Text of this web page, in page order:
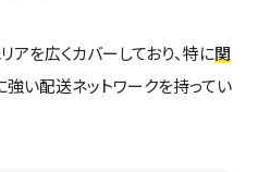
アを広くカバーしており、特に関
強い配送ネットワークを持ってい